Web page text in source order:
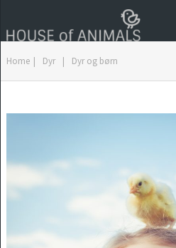
Home | Dyr | Dyr og børn